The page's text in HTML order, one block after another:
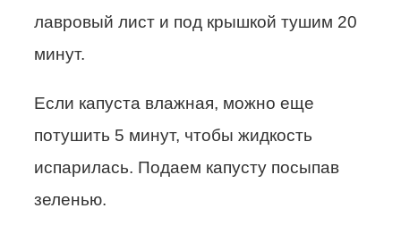
лавровый лист и под крышкой тушим 20
минут.
Если капуста влажная, можно еще
потушить 5 минут, чтобы жидкость
испарилась. Подаем капусту посыпав
зеленью.